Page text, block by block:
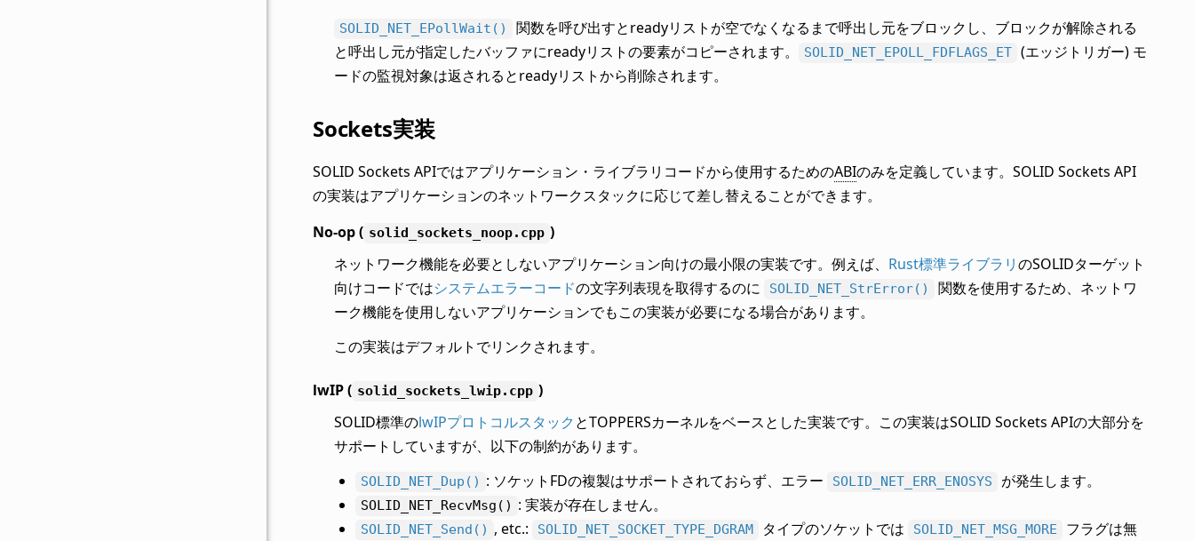
SOLID_NET_EPollWait()
関数を呼び出すとreadyリストが空でなくなるまで呼出し元をブロックし、ブロックが解除される
と呼出し元が指定したバッファにreadyリストの要素がコピーされます。
SOLID_NET_EPOLL_FDFLAGS_ET (エッジトリガー) モ
ードの監視対象は返されるとreadyリストから削除されます。
Sockets実装
SOLID Sockets APIではアプリケーション・ライブラリコードから使用するためのABIのみを定義しています。SOLID Sockets API
の実装はアプリケーションのネットワークスタックに応じて差し替えることができます。
No-op ( solid_sockets_noop.cpp )
ネットワーク機能を必要としないアプリケーション向けの最小限の実装です。例えば、 Rust標準ライブラリのSOLIDターゲット
向けコードではシステムエラーコードの文字列表現を取得するのに SOLID_NET_StrError()
関数を使用するため、ネットワ
ーク機能を使用しないアプリケーションでもこの実装が必要になる場合があります。
この実装はデフォルトでリンクされます。
lwIP ( solid_sockets_lwip.cpp )
SOLID標準のlwIPプロトコルスタック とTOPPERSカーネルをベースとした実装です。この実装はSOLID Sockets APIの大部分を
サポートしていますが、以下の制約があります。
SOLID_NET_Dup() : ソケットFDの複製はサポートされておらず、エラー SOLID_NET_ERR_ENOSYS が発生します。
SOLID_NET_RecvMsg() : 実装が存在しません。
SOLID_NET_Send() , etc.: SOLID_NET_SOCKET_TYPE_DGRAM タイプのソケットでは SOLID_NET_MSG_MORE
フラグは無